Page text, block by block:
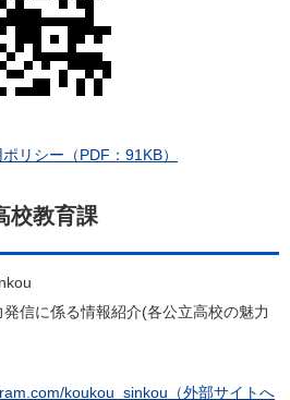
リシー（PDF：91KB）
校教育課
信に係る情報紹介(各公立高校の魅力
koukou_sinkou（外部サイトへ